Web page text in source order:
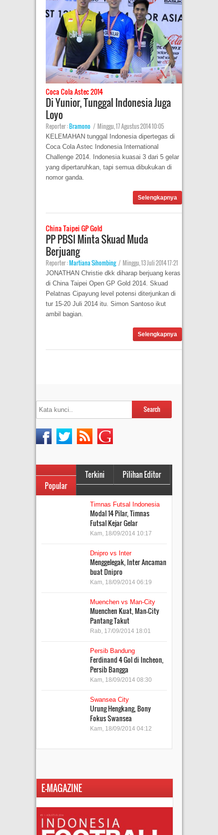
Coca Cola Astec 2014
Di Yunior, Tunggal Indonesia Juga
Loyo
Reporter :Bramono | Minggu, 17 Agustus 2014 10:05
KELEMAHAN tunggal Indonesia dipertegas di
Coca Cola Astec Indonesia International
Challenge 2014. Indonesia kuasai 3 dari 5 gelar
yang dipertaruhkan, tapi semua dibukukan di
nomor ganda.
Selengkapnya
China Taipei GP Gold
PP PBSI Minta Skuad Muda
Berjuang
Reporter :Martiana Sihombing | Minggu, 13 Juli 2014 17:21
JONATHAN Christie dkk diharap berjuang keras
di China Taipei Open GP Gold 2014. Skuad
Pelatnas Cipayung level potensi diterjunkan di
tur 15-20 Juli 2014 itu. Simon Santoso ikut
ambil bagian.
Selengkapnya
Popular
Terkini Pilihan Editor
Timnas Futsal Indonesia
Modal 14 Pilar, Timnas
Futsal Kejar Gelar
Kam, 18/09/2014 10:17
Dnipro vs Inter
Menggelegak, Inter Ancaman
buat Dnipro
Kam, 18/09/2014 06:19
Muenchen vs Man-City
Muenchen Kuat, Man-City
Pantang Takut
Rab, 17/09/2014 18:01
Persib Bandung
Ferdinand 4 Gol di Incheon,
Persib Bangga
Kam, 18/09/2014 08:30
Swansea City
Urung Hengkang, Bony
Fokus Swansea
Kam, 18/09/2014 04:12
E-MAGAZINE